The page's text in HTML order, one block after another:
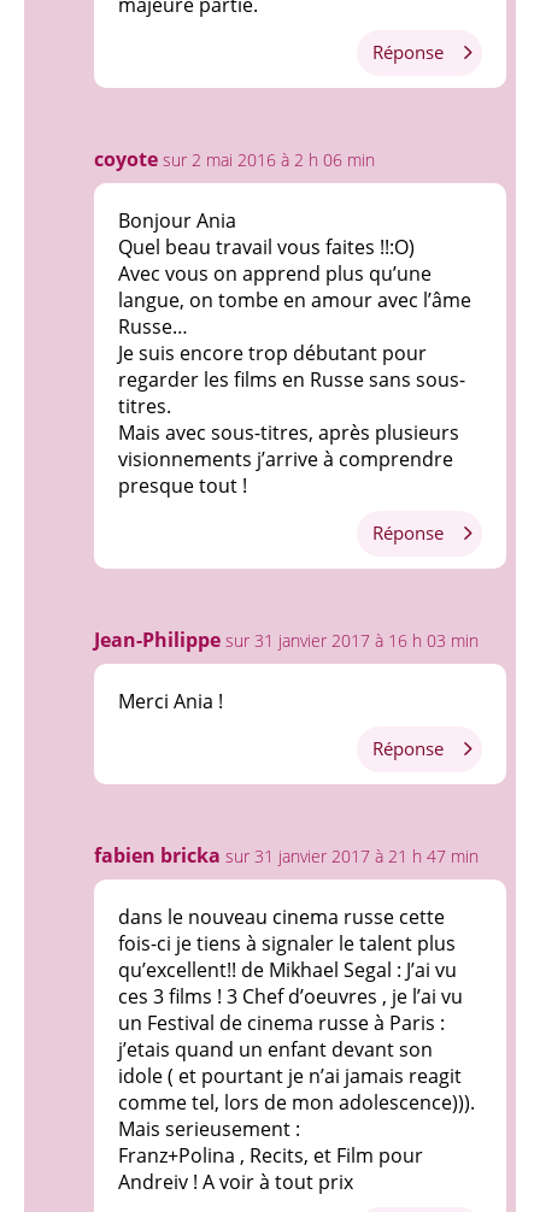
Réponse
coyote sur 2 mai 2016 à 2 h 06 min
Bonjour Ania
Quel beau travail vous faites !!:O)
Avec vous on apprend plus qu’une
langue, on tombe en amour avec l’âme
Russe…
Je suis encore trop débutant pour
regarder les films en Russe sans sous-
titres.
Mais avec sous-titres, après plusieurs
visionnements j’arrive à comprendre
presque tout !
Réponse
Jean-Philippe sur 31 janvier 2017 à 16 h 03 min
Merci Ania !
Réponse
fabien bricka sur 31 janvier 2017 à 21 h 47 min
dans le nouveau cinema russe cette
fois-ci je tiens à signaler le talent plus
qu’excellent!! de Mikhael Segal : J’ai vu
ces 3 films ! 3 Chef d’oeuvres , je l’ai vu
un Festival de cinema russe à Paris :
j’etais quand un enfant devant son
idole ( et pourtant je n’ai jamais reagit
comme tel, lors de mon adolescence))).
Mais serieusement :
Franz+Polina , Recits, et Film pour
Andreiv ! A voir à tout prix